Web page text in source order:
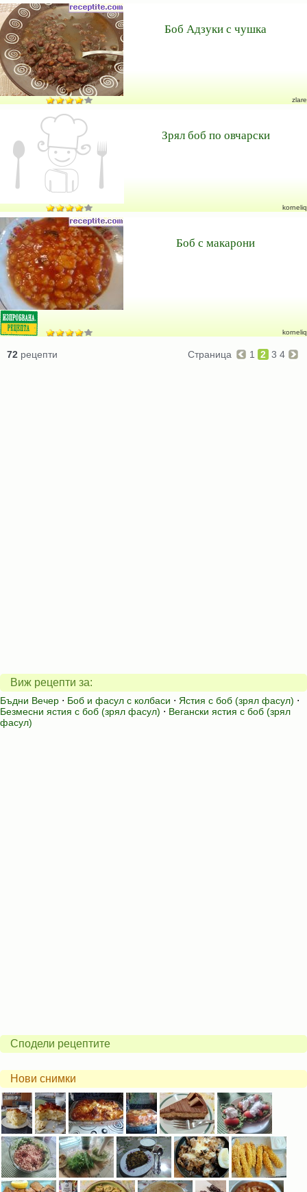
Боб Адзуки с чушка
zlare
Зрял боб по овчарски
korneliq
Боб с макарони
korneliq
72 рецепти Страница 1 2 3 4
Виж рецепти за:
Бъдни Вечер ⋅ Боб и фасул с колбаси ⋅ Ястия с боб (зрял фасул) ⋅
Безмесни ястия с боб (зрял фасул) ⋅ Вегански ястия с боб (зрял
фасул)
Сподели рецептите
Нови снимки